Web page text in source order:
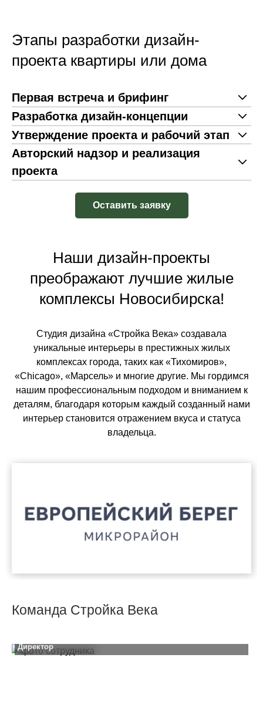
Этапы разработки дизайн-
проекта квартиры или дома
Первая встреча и брифинг
Разработка дизайн-концепции
Утверждение проекта и рабочий этап
Авторский надзор и реализация
проекта
Оставить заявку
Наши дизайн-проекты
преображают лучшие жилые
комплексы Новосибирска!
Студия дизайна «Стройка Века» создавала
уникальные интерьеры в престижных жилых
комплексах города, таких как «Тихомиров»,
«Chicago», «Марсель» и многие другие. Мы гордимся
нашим профессиональным подходом и вниманием к
деталям, благодаря которым каждый созданный нами
интерьер становится отражением вкуса и статуса
владельца.
Команда Стройка Века
Директор